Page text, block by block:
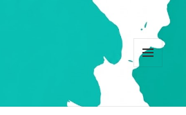
MENU
WIDGETS